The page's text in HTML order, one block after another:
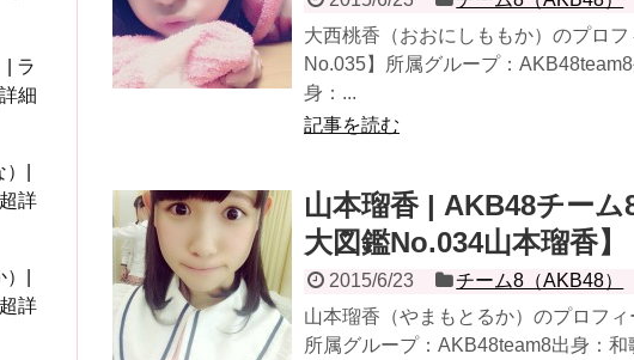
大西桃香（おおにしももか）のプロ
No.035】所属グループ：
身：...
記事を読む
山本瑠香 | AKB48チー
大図鑑No.034山本瑠香】
2015/6/23
チーム8（AKB48）
山本瑠香（やまもとるか）のプロフ
所属グループ：AKB48team8出身：
| ラ
細
|
詳
|
詳